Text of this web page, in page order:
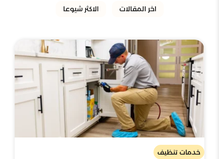
اخر المقالات الاكثر شيوعا
خدمات تنظيف